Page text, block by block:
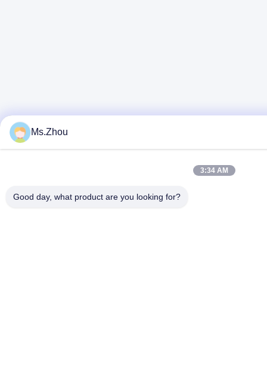
Ms.Zhou
3:34 AM
Good day, what product are you looking for?